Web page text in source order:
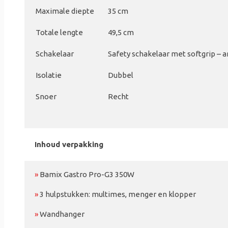
Maximale diepte 35 cm
Totale lengte 49,5 cm
Schakelaar Safety schakelaar met softgrip –
Isolatie Dubbel
Snoer Recht
Inhoud verpakking
» Bamix Gastro Pro-G3 350W
»3 hulpstukken: multimes, menger en klopper
»Wandhanger